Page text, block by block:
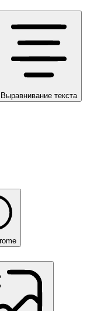
Выравнивание текста